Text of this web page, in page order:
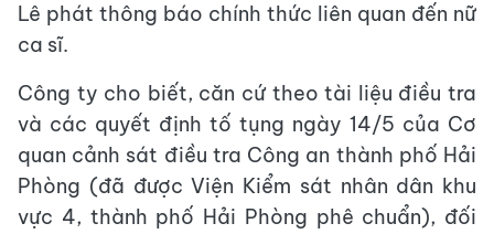
Lê phát thông báo chính thức liên quan đến nữ
ca sĩ.
Công ty cho biết, căn cứ theo tài liệu điều tra
và các quyết định tố tụng ngày 14/5 của Cơ
quan cảnh sát điều tra Công an thành phố Hải
Phòng (đã được Viện Kiểm sát nhân dân khu
vực 4, thành phố Hải Phòng phê chuẩn), đối